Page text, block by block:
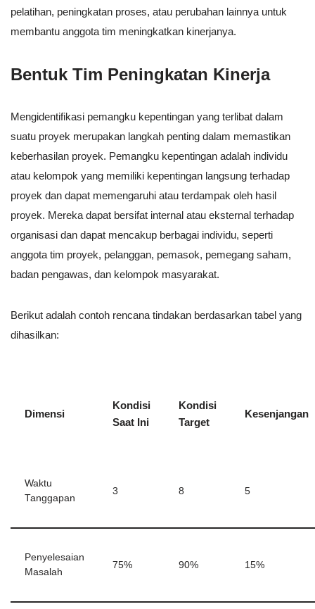
pelatihan, peningkatan proses, atau perubahan lainnya untuk
membantu anggota tim meningkatkan kinerjanya.
Bentuk Tim Peningkatan Kinerja
Mengidentifikasi pemangku kepentingan yang terlibat dalam
suatu proyek merupakan langkah penting dalam memastikan
keberhasilan proyek. Pemangku kepentingan adalah individu
atau kelompok yang memiliki kepentingan langsung terhadap
proyek dan dapat memengaruhi atau terdampak oleh hasil
proyek. Mereka dapat bersifat internal atau eksternal terhadap
organisasi dan dapat mencakup berbagai individu, seperti
anggota tim proyek, pelanggan, pemasok, pemegang saham,
badan pengawas, dan kelompok masyarakat.
Berikut adalah contoh rencana tindakan berdasarkan tabel yang
dihasilkan:
Dimensi
Kondisi
Saat Ini
Kondisi
Target
Kesenjangan
Waktu
Tanggapan
3 8 5
Penyelesaian
Masalah
75% 90% 15%